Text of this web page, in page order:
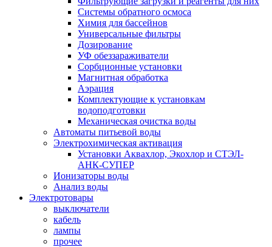
Системы обратного осмоса
Химия для бассейнов
Универсальные фильтры
Дозирование
УФ обеззараживатели
Сорбционные установки
Магнитная обработка
Аэрация
Комплектующие к установкам
водоподготовки
Механическая очистка воды
Автоматы питьевой воды
Электрохимическая активация
Установки Аквахлор, Экохлор и СТЭЛ-
АНК-СУПЕР
Ионизаторы воды
Анализ воды
Электротовары
выключатели
кабель
лампы
прочее